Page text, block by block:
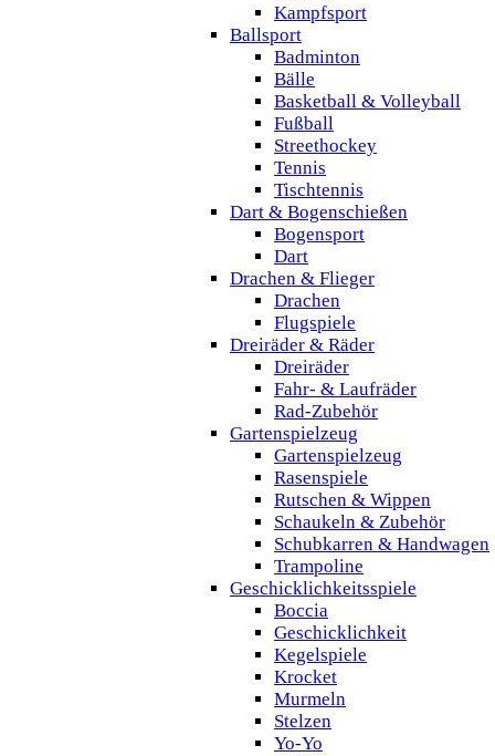
Kampfsport
Ballsport
Badminton
Bälle
Basketball & Volleyball
Fußball
Streethockey
Tennis
Tischtennis
Dart & Bogenschießen
Bogensport
Dart
Drachen & Flieger
Drachen
Flugspiele
Dreiräder & Räder
Dreiräder
Fahr- & Laufräder
Rad-Zubehör
Gartenspielzeug
Gartenspielzeug
Rasenspiele
Rutschen & Wippen
Schaukeln & Zubehör
Schubkarren & Handwagen
Trampoline
Geschicklichkeitsspiele
Boccia
Geschicklichkeit
Kegelspiele
Krocket
Murmeln
Stelzen
Yo-Yo